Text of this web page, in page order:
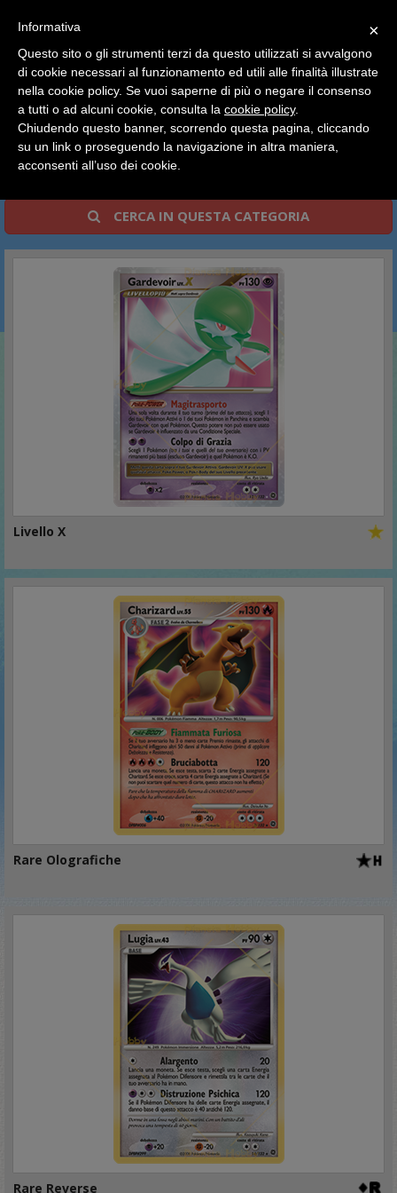
HOME Pokemon
Carte Singole Italiano
Diamante & Perla Prodigi Segreti
Diamante & Perla Prodigi
Segreti
CERCA IN QUESTA CATEGORIA
Livello X
Rare Olografiche
Rare Reverse
×
Ciao a tutti, il negozio sarà chiuso dal 9/08 al 24/08
compreso.
Tutti gli ordini effettuati dopo le 15:00 del 07/08 verranno
spediti a partire dal giorno 25/08.
Buone vacanze a tutti dallo staff di Pianeta Hobby
×
Informativa
Questo sito o gli strumenti terzi da questo utilizzati si avvalgono
di cookie necessari al funzionamento ed utili alle finalità illustrate
nella cookie policy. Se vuoi saperne di più o negare il consenso
a tutti o ad alcuni cookie, consulta la cookie policy.
Chiudendo questo banner, scorrendo questa pagina, cliccando
su un link o proseguendo la navigazione in altra maniera,
acconsenti all’uso dei cookie.